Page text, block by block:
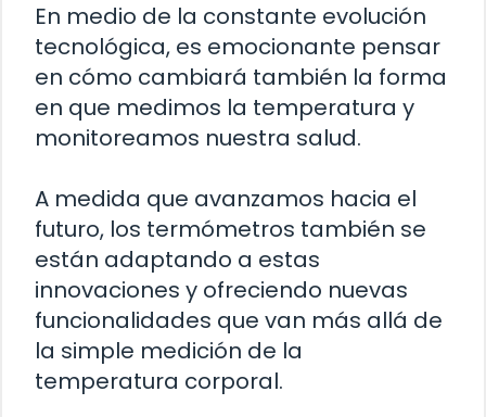
En medio de la constante evolución
tecnológica, es emocionante pensar
en cómo cambiará también la forma
en que medimos la temperatura y
monitoreamos nuestra salud.
A medida que avanzamos hacia el
futuro, los termómetros también se
están adaptando a estas
innovaciones y ofreciendo nuevas
funcionalidades que van más allá de
la simple medición de la
temperatura corporal.